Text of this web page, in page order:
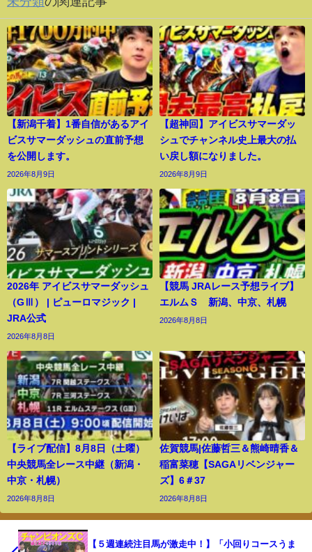
【新潟千着】1番自信があるアイ
ビスサマーダッシュの直前予想
を公開します。
2026年8月9日
【超神回】アイビスサマーダッ
シュでチャンネル史上最大の払
い戻し額になりました。
2026年8月9日
2026年 アイビスサマーダッシュ
（GⅢ） | ピューロマジック |
JRA公式
2026年8月8日
【競馬 JRAレース予想ライブ】
エルムＳ 新潟、中京、札幌
2026年8月8日
【ライブ配信】8月8日（土曜）
中央競馬全レース中継（新潟・
中京・札幌）
2026年8月8日
佐賀競馬|佐藤哲三＆熊崎晴香＆
稲富菜穂【SAGAリベンジャー
ズ】6＃37
2026年8月8日
【５週連続注目馬が激走中！】「小回りコースうま